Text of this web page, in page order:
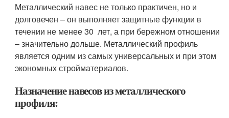
Металлический навес не только практичен, но и
долговечен – он выполняет защитные функции в
течении не менее 30 лет, а при бережном отношении
– значительно дольше. Металлический профиль
является одним из самых универсальных и при этом
экономных стройматериалов.
Назначение навесов из металлического
профиля: